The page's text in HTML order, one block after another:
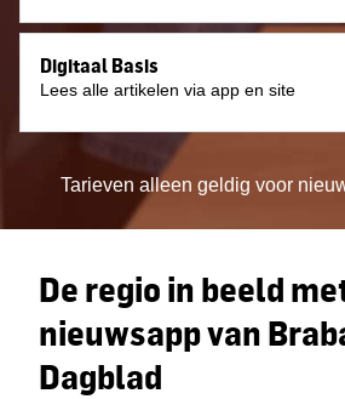
Digitaal Basis
Lees alle artikelen via app en site
Tarieven alleen geldig voor
De regio in beeld
nieuwsapp van
Dagblad